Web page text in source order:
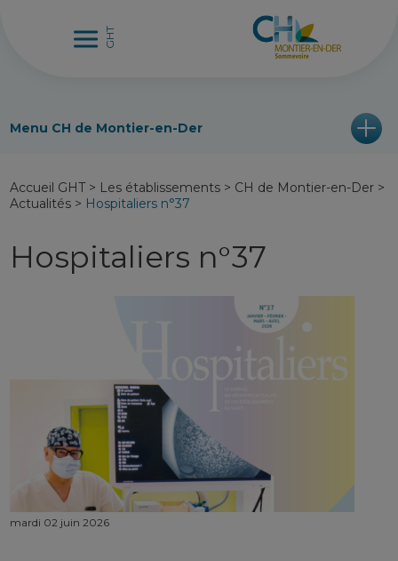
Menu CH de Montier-en-Der
Accueil GHT > Les établissements > CH de Montier-en-Der >
Actualités > Hospitaliers n°37
Hospitaliers n°37
mardi 02 juin 2026